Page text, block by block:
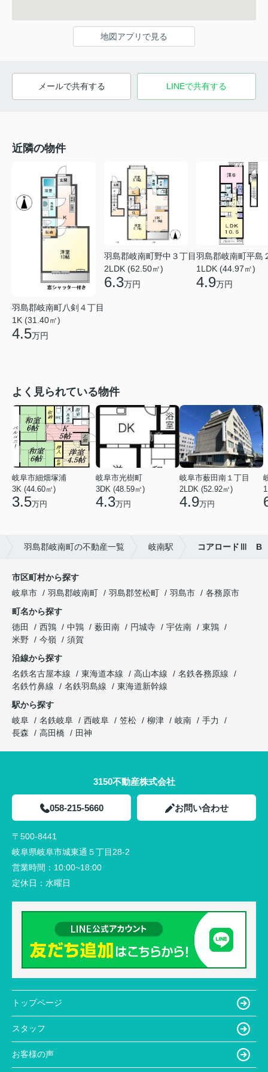
地図アプリで見る
メールで共有する LINEで共有する
近隣の物件
羽島郡岐南町八剣４丁目
1K (31.40㎡)
4.5万円
羽島郡岐南町野中３丁目
2LDK (62.50㎡)
6.3万円
羽島郡岐南町平島
1LDK (44.97㎡)
4.9万円
よく見られている物件
岐阜市細畑塚浦
3K (44.60㎡)
3.5万円
岐阜市光樹町
3DK (48.59㎡)
4.3万円
岐阜市薮田南１丁目
2LDK (52.92㎡)
4.9万円
羽島郡岐南町の不動産一覧 岐南駅 コアロードⅢ B
市区町村から探す
岐阜市
羽島郡岐南町 羽島郡笠松町 羽島市
各務原市
町名から探す
徳田
西鶉 中鶉 薮田南 円城寺 宇佐南
東鶉
米野
今嶺
須賀
沿線から探す
名鉄名古屋本線
東海道本線 高山本線
名鉄各務原線
名鉄竹鼻線
名鉄羽島線
東海道新幹線
駅から探す
岐阜
名鉄岐阜 西岐阜 笠松 柳津 岐南
手力
長森
高田橋 田神
3150不動産株式会社
058-215-5660 お問い合わせ
〒500-8441
岐阜県岐阜市城東通５丁目28-2
営業時間： 10:00~18:00
定休日： 水曜日
トップページ
スタッフ
お客様の声